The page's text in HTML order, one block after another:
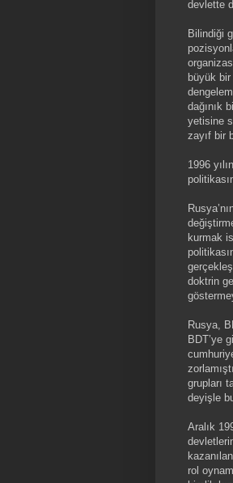
devlette
Bilindiği
büyük
dağınık
yetisine
zayıf bir
1996
kurmak
doktrin
Rusya,
BDT’ye
grupları
deyişle
Aralık
rol